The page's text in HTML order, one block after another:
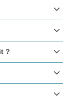
keyboard_arrow_down
keyboard_arrow_down
? keyboard_arrow_down
keyboard_arrow_down